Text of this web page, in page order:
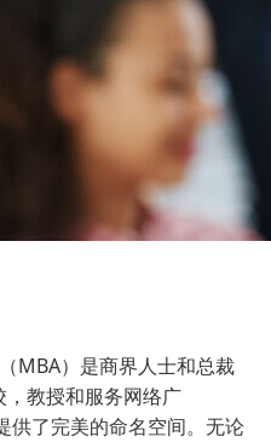
MBA）是商界人士和总裁
教授和服务网络广
供了完美的命名空间。无论